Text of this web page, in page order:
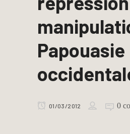
Papouasie
01/03/2012 0